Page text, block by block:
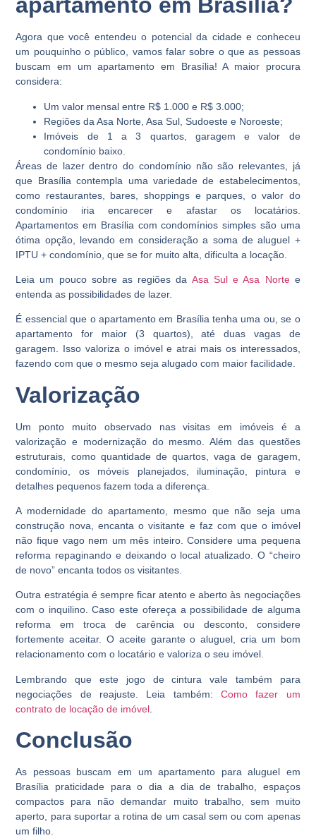
Agora que você entendeu o potencial da cidade e conheceu
um pouquinho o público, vamos falar sobre o que as pessoas
buscam em um apartamento em Brasília! A maior procura
considera:
Um valor mensal entre R$ 1.000 e R$ 3.000;
Regiões da Asa Norte, Asa Sul, Sudoeste e Noroeste;
Imóveis de 1 a 3 quartos, garagem e valor de
condomínio baixo.
Áreas de lazer dentro do condomínio não são relevantes, já
que Brasília contempla uma variedade de estabelecimentos,
como restaurantes, bares, shoppings e parques, o valor do
condomínio iria encarecer e afastar os locatários.
Apartamentos em Brasília com condomínios simples são uma
ótima opção, levando em consideração a soma de aluguel +
IPTU + condomínio, que se for muito alta, dificulta a locação.
Leia um pouco sobre as regiões daAsa Sul e Asa Nortee
entenda as possibilidades de lazer.
É essencial que o apartamento em Brasília tenha uma ou, se o
apartamento for maior (3 quartos), até duas vagas de
garagem. Isso valoriza o imóvel e atrai mais os interessados,
fazendo com que o mesmo seja alugado com maior facilidade.
Valorização
Um ponto muito observado nas visitas em imóveis é a
valorização e modernização do mesmo. Além das questões
estruturais, como quantidade de quartos, vaga de garagem,
condomínio, os móveis planejados, iluminação, pintura e
detalhes pequenos fazem toda a diferença.
A modernidade do apartamento, mesmo que não seja uma
construção nova, encanta o visitante e faz com que o imóvel
não fique vago nem um mês inteiro. Considere uma pequena
reforma repaginando e deixando o local atualizado. O “cheiro
de novo” encanta todos os visitantes.
Outra estratégia é sempre ficar atento e aberto às negociações
com o inquilino. Caso este ofereça a possibilidade de alguma
reforma em troca de carência ou desconto, considere
fortemente aceitar. O aceite garante o aluguel, cria um bom
relacionamento com o locatário e valoriza o seu imóvel.
Lembrando que este jogo de cintura vale também para
negociações de reajuste. Leia também: Como fazer um
contrato de locação de imóvel
Conclusão
As pessoas buscam em um apartamento para aluguel em
Brasília praticidade para o dia a dia de trabalho, espaços
compactos para não demandar muito trabalho, sem muito
aperto, para suportar a rotina de um casal sem ou com apenas
um filho.